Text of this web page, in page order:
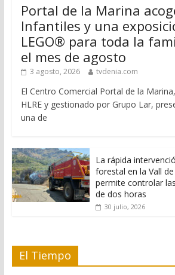
Portal de la Marina
Infantiles y una
LEGO® para toda la
el mes de agosto
3 agosto, 2026 tvdenia.com
El Centro Comercial Portal de la
HLRE y gestionado por Grupo Lar,
una de
La rápida
forestal en la Vall
permite controlar
de dos horas
30 julio, 2026
El Tiempo